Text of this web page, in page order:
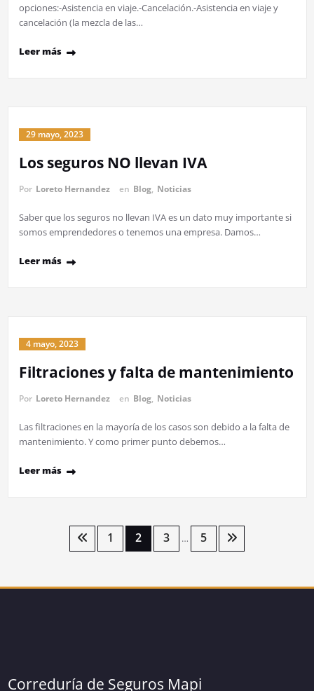
opciones:-Asistencia en viaje.-Cancelación.-Asistencia en viaje y
cancelación (la mezcla de las…
Leer más
29 mayo, 2023
Los seguros NO llevan IVA
Por Loreto Hernandez en Blog, Noticias
Saber que los seguros no llevan IVA es un dato muy importante si
somos emprendedores o tenemos una empresa. Damos…
Leer más
4 mayo, 2023
Filtraciones y falta de mantenimiento
Por Loreto Hernandez en Blog, Noticias
Las filtraciones en la mayoría de los casos son debido a la falta de
mantenimiento. Y como primer punto debemos…
Leer más
Paginación
1 2 3 … 5
Correduría de Seguros Mapi